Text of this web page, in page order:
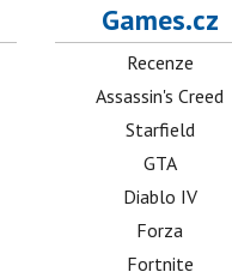
Games.cz
Recenze
Assassin's Creed
Starfield
GTA
Diablo IV
Forza
Fortnite